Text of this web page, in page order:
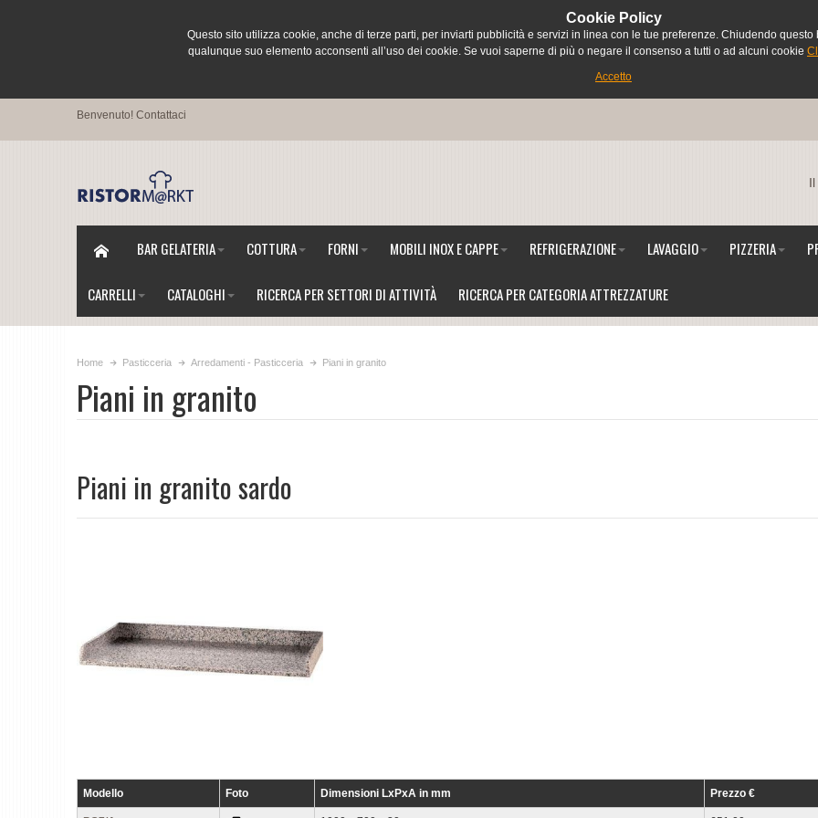
Cookie Policy
Questo sito utilizza cookie, anche di terze parti, per inviarti pubblicità e servizi in linea con le tue preferenze. Chiudendo
qualunque suo elemento acconsenti all’uso dei cookie. Se vuoi saperne di più o negare il consenso a tutti o ad alcuni cookie
Accetto
Benvenuto! Contattaci
BAR GELATERIA COTTURA FORNI MOBILI INOX E CAPPE REFRIGERAZIONE LAVAGGIO PIZZERIA
CARRELLI CATALOGHI RICERCA PER SETTORI DI ATTIVITÀ RICERCA PER CATEGORIA ATTREZZATURE
Home Pasticceria Arredamenti - Pasticceria Piani in granito
Piani in granito
Piani in granito sardo
Modello Foto Dimensioni LxPxA in mm Prezzo €